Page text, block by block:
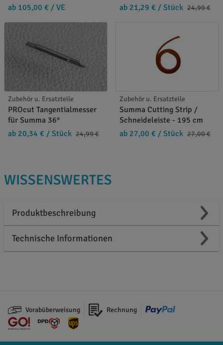
ab 105,00 € / VE
ab 21,29 € / Stück 24,99 €
Zubehör u. Ersatzteile
PROcut Tangentialmesser
für Summa 36°
ab 20,34 € / Stück 24,99 €
Zubehör u. Ersatzteile
Summa Cutting Strip /
Schneideleiste - 195 cm
ab 27,00 € / Stück 27,00 €
WISSENSWERTES
Produktbeschreibung
Technische Informationen
Vorabüberweisung Rechnung